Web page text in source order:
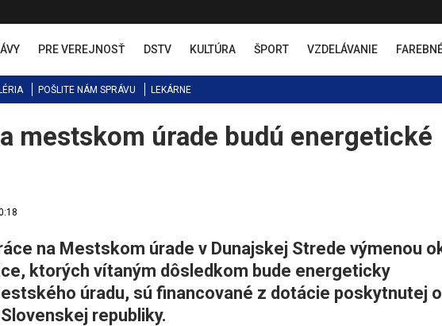
PRE VEREJNOSŤ DSTV KULTÚRA ŠPORT VZDELÁVANIE
POŠLITE NÁM SPRÁVU LEKÁRNE
mestskom úrade budú energetické
na Mestskom úrade v Dunajskej Strede výmenou
ktorých vítaným dôsledkom bude energeticky
úradu, sú financované z dotácie poskytnutej
republiky.